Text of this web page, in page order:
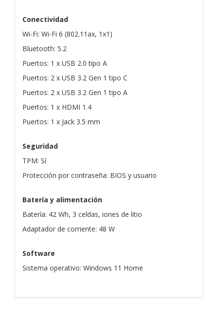
Conectividad
Wi-Fi: Wi-Fi 6 (802.11ax, 1x1)
Bluetooth: 5.2
Puertos: 1 x USB 2.0 tipo A
Puertos: 2 x USB 3.2 Gen 1 tipo C
Puertos: 2 x USB 3.2 Gen 1 tipo A
Puertos: 1 x HDMI 1.4
Puertos: 1 x Jack 3.5 mm
Seguridad
TPM: Sí
Protección por contraseña: BIOS y usuario
Batería y alimentación
Batería: 42 Wh, 3 celdas, iones de litio
Adaptador de corriente: 48 W
Software
Sistema operativo: Windows 11 Home